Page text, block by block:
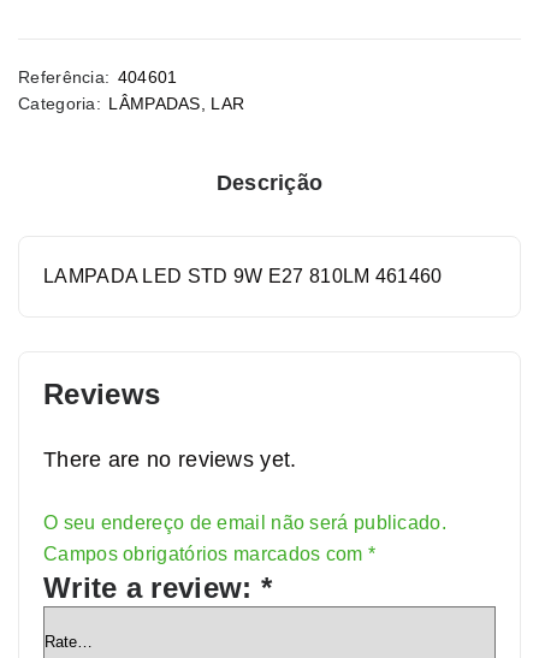
Referência: 404601
Categoria: LÂMPADAS LAR
Descrição
LAMPADA LED STD 9W E27 810LM 461460
Reviews
There are no reviews yet.
O seu endereço de email não será publicado.
Campos obrigatórios marcados com *
Write a review: *
Alternative: